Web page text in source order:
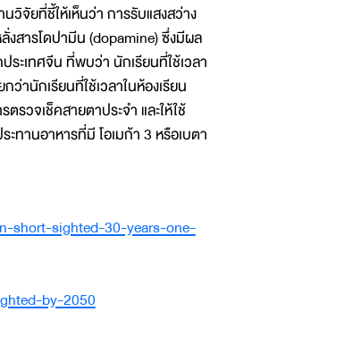
วิจัยที่ชี้ให้เห็นว่า การรับแสงสว่าง
งสารโดปามีน (dopamine) ซึ่งมีผล
ะเทศจีน ที่พบว่า นักเรียนที่ใช้เวลา
านักเรียนที่ใช้เวลาในห้องเรียน
วจเช็คสายตาประจำ และให้ใช้
ทานอาหารที่มี โอเมก้า 3 หรือเบตา
short-sighted-30-years-one-
by-2050